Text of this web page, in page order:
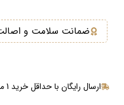
ضمانت سلامت و
ارسال رایگان با حداقل خرید 1 میلیون و پانصد تومان